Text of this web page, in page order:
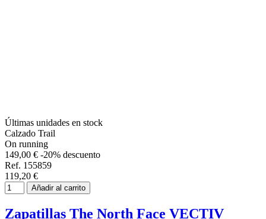
Últimas unidades en stock
Calzado Trail
On running
149,00 € -20% descuento
Ref. 155859
119,20 €
Añadir al carrito
Zapatillas The North Face VECTIV